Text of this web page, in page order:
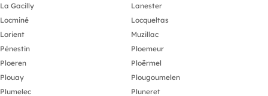
La Gacilly
Lanester
Locminé
Locqueltas
Lorient
Muzillac
Pénestin
Ploemeur
Ploeren
Ploërmel
Plouay
Plougoumelen
Plumelec
Pluneret